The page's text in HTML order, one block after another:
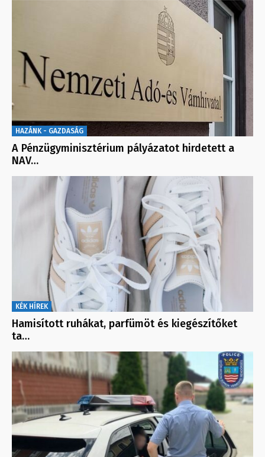
HAZÁNK - GAZDASÁG
A Pénzügyminisztérium pályázatot hirdetett a
NAV…
KÉK HÍREK
Hamisított ruhákat, parfümöt és kiegészítőket
ta…